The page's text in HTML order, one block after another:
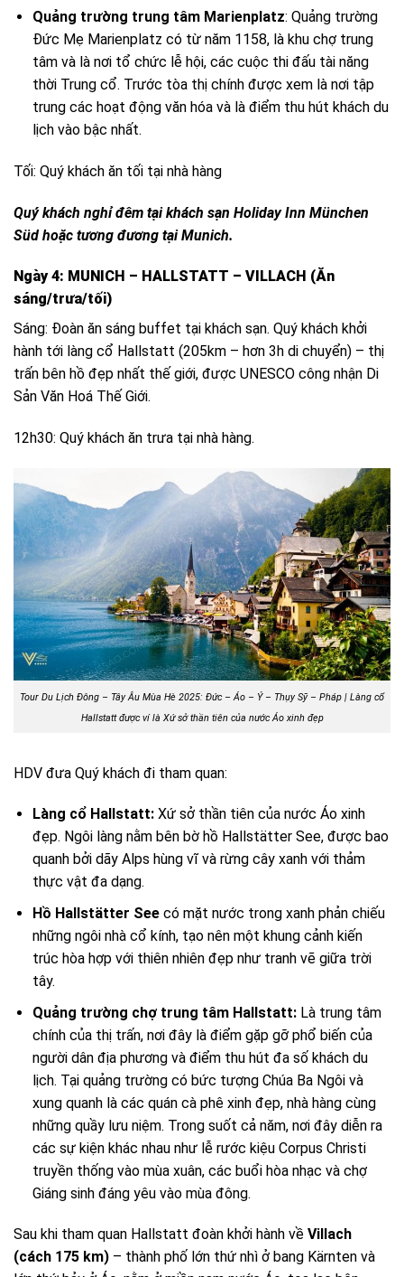
Quảng trường trung tâm Marienplatz: Quảng trường
Đức Mẹ Marienplatz có từ năm 1158, là khu chợ trung
tâm và là nơi tổ chức lễ hội, các cuộc thi đấu tài năng
thời Trung cổ. Trước tòa thị chính được xem là nơi tập
trung các hoạt động văn hóa và là điểm thu hút khách du
lịch vào bậc nhất.
Tối: Quý khách ăn tối tại nhà hàng
Quý khách nghỉ đêm tại khách sạn Holiday Inn München
Süd hoặc tương đương tại Munich.
Ngày 4: MUNICH – HALLSTATT – VILLACH (Ăn
sáng/trưa/tối)
Sáng: Đoàn ăn sáng buffet tại khách sạn. Quý khách khởi
hành tới làng cổ Hallstatt (205km – hơn 3h di chuyển) – thị
trấn bên hồ đẹp nhất thế giới, được UNESCO công nhận Di
Sản Văn Hoá Thế Giới.
12h30: Quý khách ăn trưa tại nhà hàng.
Tour Du Lịch Đông – Tây Âu Mùa Hè 2025: Đức – Áo – Ý – Thụy Sỹ – Pháp | Làng cổ
Hallstatt được ví là Xứ sở thần tiên của nước Áo xinh đẹp
HDV đưa Quý khách đi tham quan:
Làng cổ Hallstatt:Xứ sở thần tiên của nước Áo xinh
đẹp. Ngôi làng nằm bên bờ hồ Hallstätter See, được bao
quanh bởi dãy Alps hùng vĩ và rừng cây xanh với thảm
thực vật đa dạng.
Hồ Hallstätter Seecó mặt nước trong xanh phản chiếu
những ngôi nhà cổ kính, tạo nên một khung cảnh kiến
trúc hòa hợp với thiên nhiên đẹp như tranh vẽ giữa trời
tây.
Quảng trường chợ trung tâm Hallstatt:Là trung tâm
chính của thị trấn, nơi đây là điểm gặp gỡ phổ biến của
người dân địa phương và điểm thu hút đa số khách du
lịch. Tại quảng trường có bức tượng Chúa Ba Ngôi và
xung quanh là các quán cà phê xinh đẹp, nhà hàng cùng
những quầy lưu niệm. Trong suốt cả năm, nơi đây diễn ra
các sự kiện khác nhau như lễ rước kiệu Corpus Christi
truyền thống vào mùa xuân, các buổi hòa nhạc và chợ
Giáng sinh đáng yêu vào mùa đông.
Sau khi tham quan Hallstatt đoàn khởi hành về Villach
(cách 175 km) – thành phố lớn thứ nhì ở bang Kärnten và